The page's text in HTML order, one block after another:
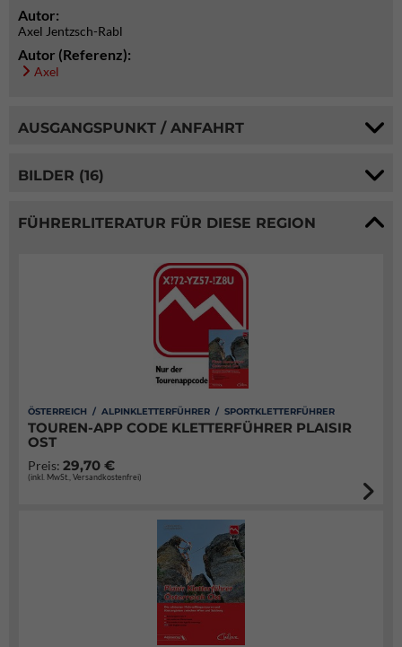
Autor:
Axel Jentzsch-Rabl
Autor (Referenz):
Axel
AUSGANGSPUNKT / ANFAHRT
BILDER (16)
FÜHRERLITERATUR FÜR DIESE REGION
ÖSTERREICH / ALPINKLETTERFÜHRER / SPORTKLETTERFÜHRER
TOUREN-APP CODE KLETTERFÜHRER PLAISIR
OST
Preis: 29,70 €
(inkl. MwSt., Versandkostenfrei)